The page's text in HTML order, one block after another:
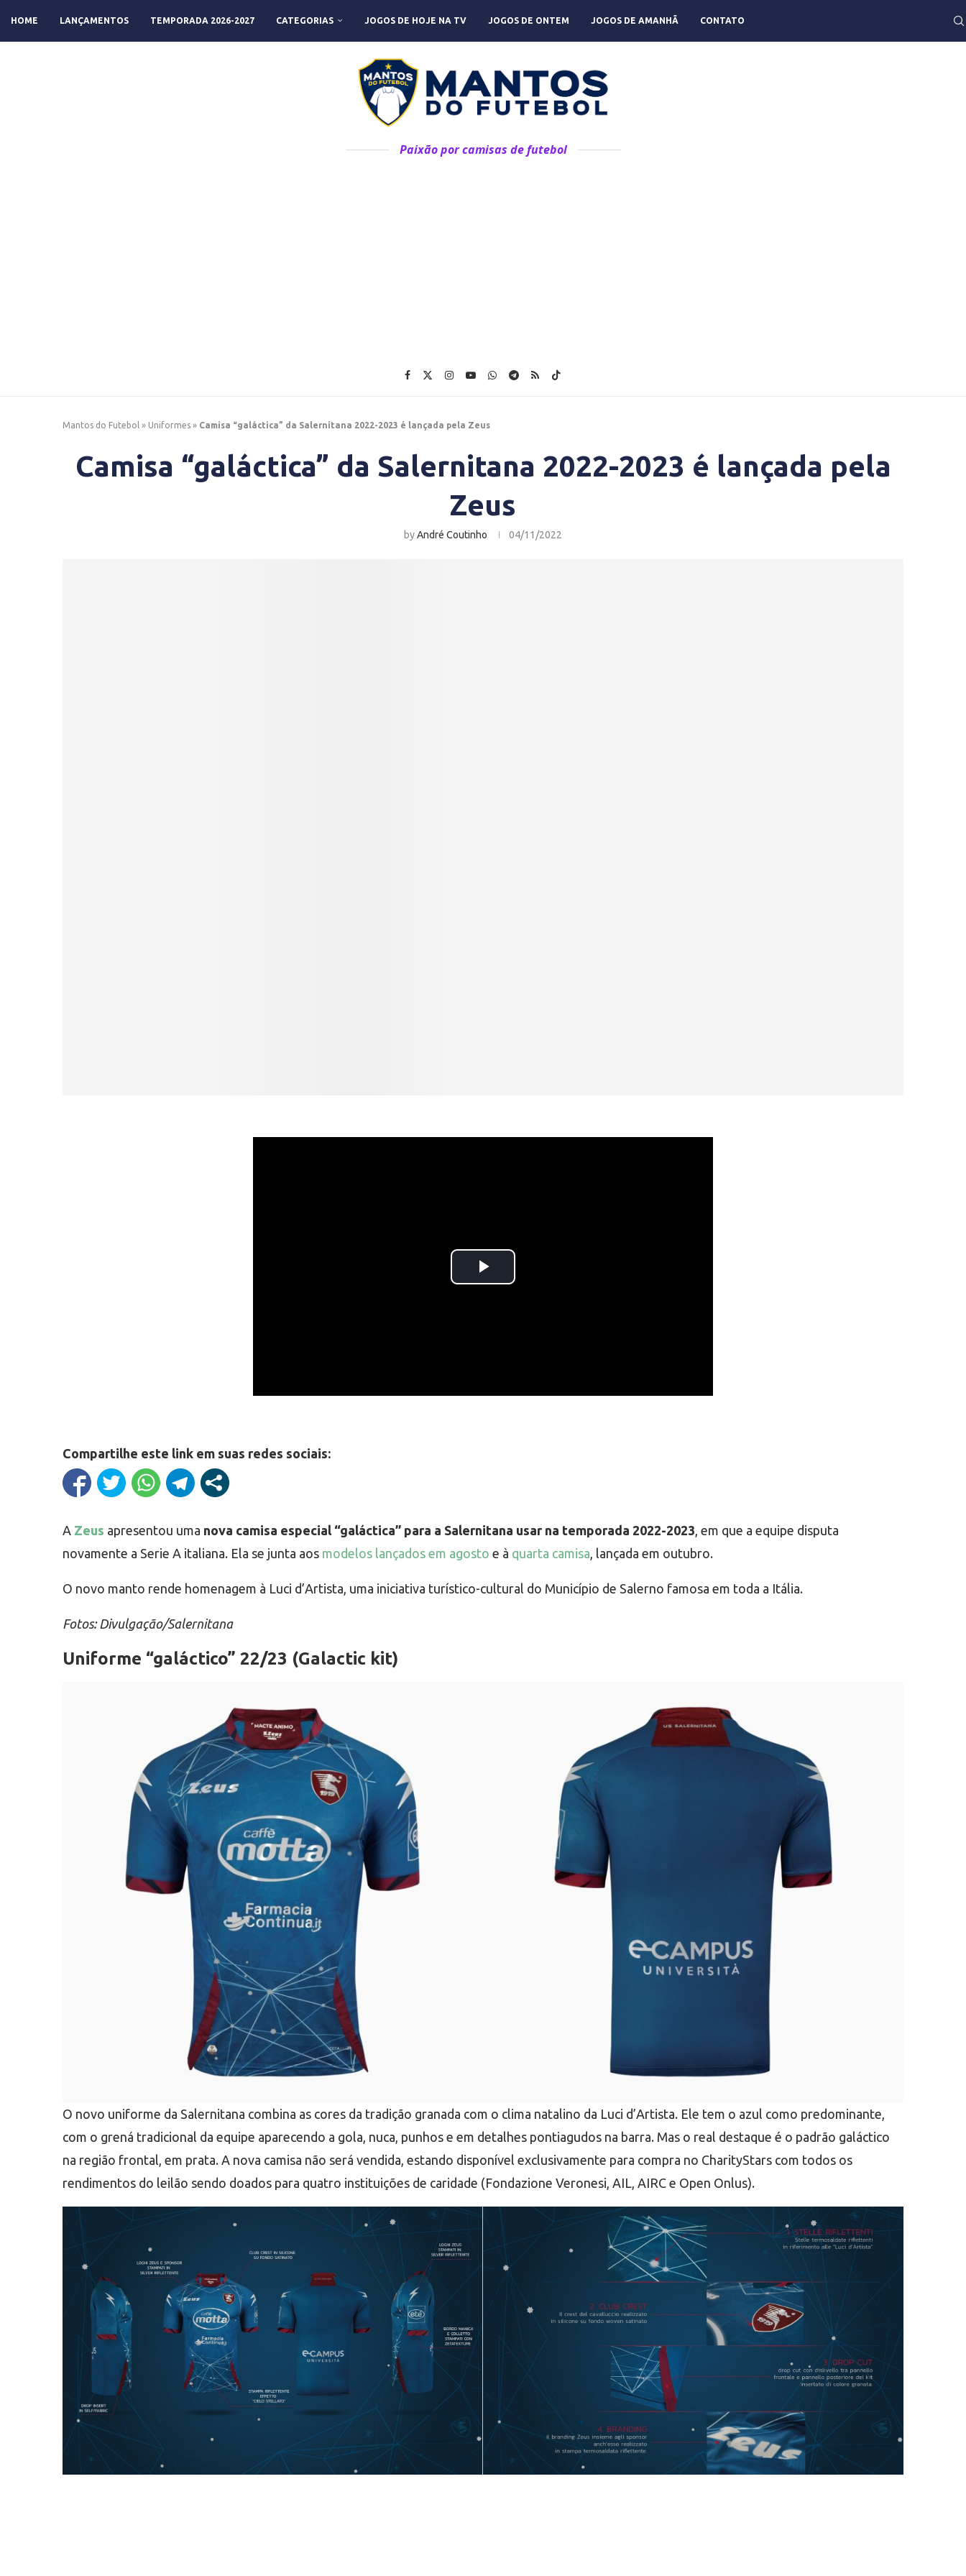
HOME LANÇAMENTOS TEMPORADA 2026-2027 CATEGORIAS JOGOS DE HOJE NA TV JOGOS DE ONTEM JOGOS DE AMANHÃ CONTATO
Paixão por camisas de futebol
Mantos do Futebol » Uniformes » Camisa “galáctica” da Salernitana 2022-2023 é lançada pela Zeus
Camisa “galáctica” da Salernitana 2022-2023 é lançada pela
Zeus
byAndré Coutinho 04/11/2022
Compartilhe este link em suas redes sociais:
A Zeus apresentou uma nova camisa especial “galáctica” para a Salernitana usar na temporada 2022-2023, em que a equipe disputa
novamente a Serie A italiana. Ela se junta aos modelos lançados em agosto e à quarta camisa, lançada em outubro.
O novo manto rende homenagem à Luci d’Artista, uma iniciativa turístico-cultural do Município de Salerno famosa em toda a Itália.
Fotos: Divulgação/Salernitana
Uniforme “galáctico” 22/23 (Galactic kit)
O novo uniforme da Salernitana combina as cores da tradição granada com o clima natalino da Luci d’Artista. Ele tem o azul como predominante,
com o grená tradicional da equipe aparecendo a gola, nuca, punhos e em detalhes pontiagudos na barra. Mas o real destaque é o padrão galáctico
na região frontal, em prata. A nova camisa não será vendida, estando disponível exclusivamente para compra no CharityStars com todos os
rendimentos do leilão sendo doados para quatro instituições de caridade (Fondazione Veronesi, AIL, AIRC e Open Onlus).